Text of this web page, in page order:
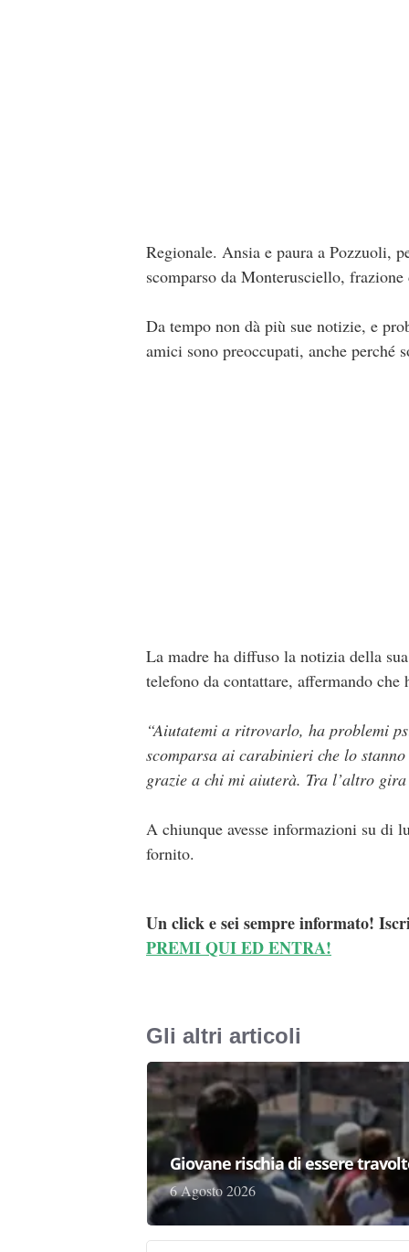
Regionale. Ansia e paura a Pozzuoli,
scomparso da Monterusciello,
Da tempo non dà più sue notizie, e
amici sono preoccupati, anche
La madre ha diffuso la notizia della
telefono da contattare, affermando
“Aiutatemi a ritrovarlo, ha problemi
scomparsa ai carabinieri che lo
grazie a chi mi aiuterà. Tra l’altro
A chiunque avesse informazioni su di
fornito.
Un click e sei sempre informato!
PREMI QUI ED ENTRA!
Gli altri articoli
Giovane rischia di essere
6 Agosto 2026